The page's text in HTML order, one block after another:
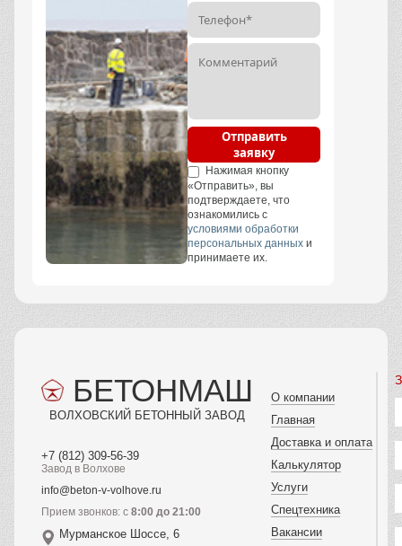
Отправить
заявку
Нажимая кнопку
«Отправить», вы
подтверждаете, что
ознакомились с
условиями обработки
персональных данных и
принимаете их.
БЕТОНМАШ
ВОЛХОВСКИЙ БЕТОННЫЙ ЗАВОД
+7 (812) 309-56-39
Завод в Волхове
info@beton-v-volhove.ru
Прием звонков: с 8:00 до 21:00
Мурманское Шоссе, 6
О компании
Главная
Доставка и оплата
Калькулятор
Услуги
Спецтехника
Вакансии